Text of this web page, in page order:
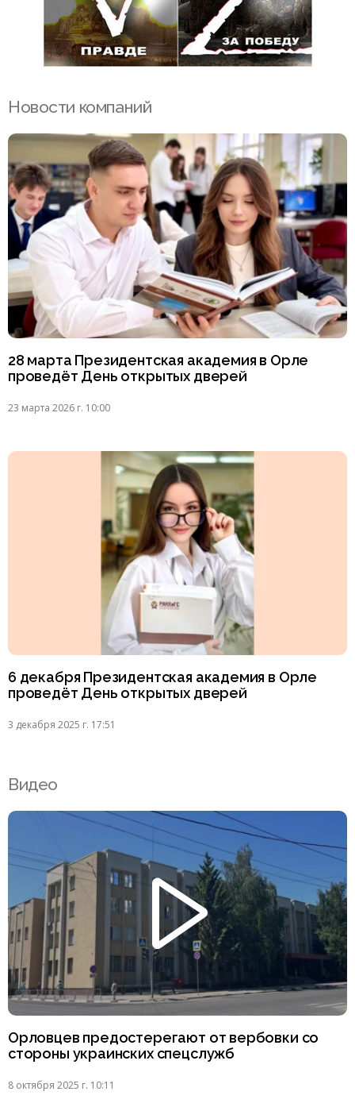
Новости компаний
28 марта Президентская академия в Орле
проведёт День открытых дверей
23 марта 2026 г. 10:00
6 декабря Президентская академия в Орле
проведёт День открытых дверей
3 декабря 2025 г. 17:51
Видео
Орловцев предостерегают от вербовки со
стороны украинских спецслужб
8 октября 2025 г. 10:11